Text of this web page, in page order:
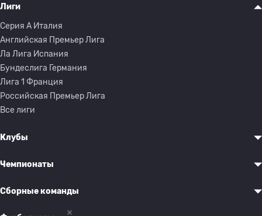
Лиги
Серия A Италия
Английская Премьер Лига
Ла Лига Испания
Бундеслига Германия
Лига 1 Франция
Российская Премьер Лига
Все лиги
Клубы
Чемпионаты
Сборные команды